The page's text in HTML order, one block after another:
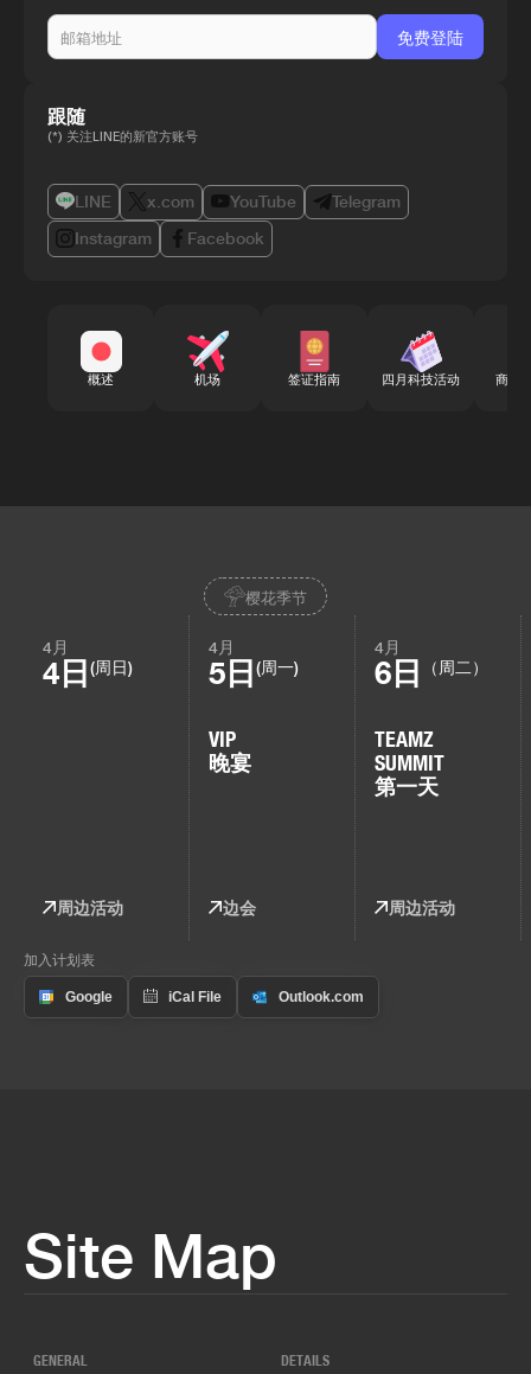
跟随
(*) 关注LINE的新官方账号
LINE x.com YouTube
Telegram
Instagram
Facebook
概述 机场 签证指南 四月科技活动 商务
樱花季节
4月
4日 (周日)
周边活动
4月
5日 (周一)
VIP
晚宴
边会
4月
6日 （周二）
TEAMZ
SUMMIT
第一天
周边活动
加入计划表
Site Map
GENERAL DETAILS